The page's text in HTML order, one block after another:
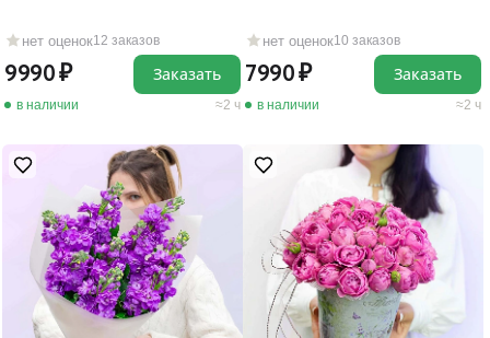
нет оценок12 заказов
9990
в наличии 2 ч
Заказать
нет оценок10 заказов
7990
в наличии 2 ч
Заказать